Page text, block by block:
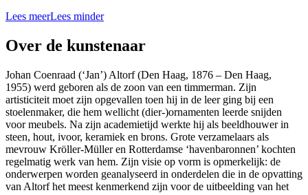
Lees meerLees minder
Over de kunstenaar
Johan Coenraad (‘Jan’) Altorf (Den Haag, 1876 – Den Haag,
1955) werd geboren als de zoon van een timmerman. Zijn
artisticiteit moet zijn opgevallen toen hij in de leer ging bij een
stoelenmaker, die hem wellicht (dier-)ornamenten leerde snijden
voor meubels. Na zijn academietijd werkte hij als beeldhouwer in
steen, hout, ivoor, keramiek en brons. Grote verzamelaars als
mevrouw Kröller-Müller en Rotterdamse ‘havenbaronnen’ kochten
regelmatig werk van hem. Zijn visie op vorm is opmerkelijk: de
onderwerpen worden geanalyseerd in onderdelen die in de opvatting
van Altorf het meest kenmerkend zijn voor de uitbeelding van het